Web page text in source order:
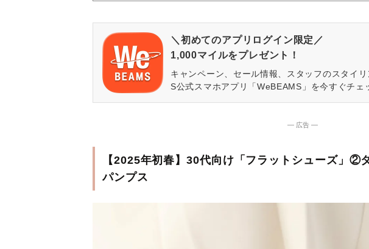
＼初めてのアプリログイン限定／
1,000マイルをプレゼント！
キャンペーン、セール情報、スタッフのスタイ
S公式スマホアプリ「WeBEAMS」を今すぐチェ
― 広告 ―
【2025年初春】30代向け「フラットシューズ」②
パンプス